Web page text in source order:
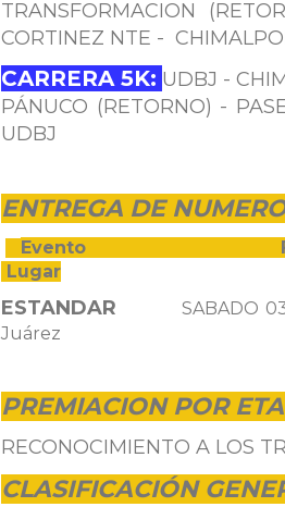
TRANSFORMACION
CORTINEZ NTE -
CARRERA 5K: UDBJ -
PÁNUCO (RETORNO) -
UDBJ
ENTREGA DE
Lugar
ESTANDAR SABADO 03
Juárez
PREMIACION POR
RECONOCIMIENTO A LOS
CLASIFICACIÓN